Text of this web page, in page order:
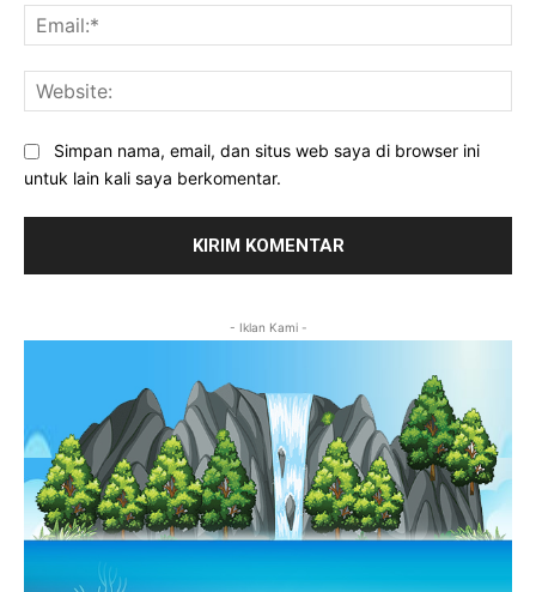
Simpan nama, email, dan situs web saya di browser ini
untuk lain kali saya berkomentar.
- Iklan Kami -